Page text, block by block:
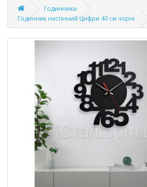
Годинники
Годинник настінний Цифри 40 см чорні